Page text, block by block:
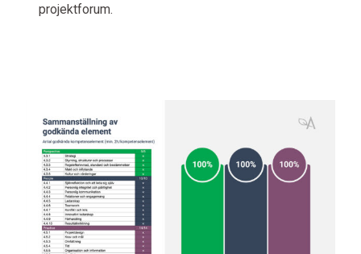
projektforum.